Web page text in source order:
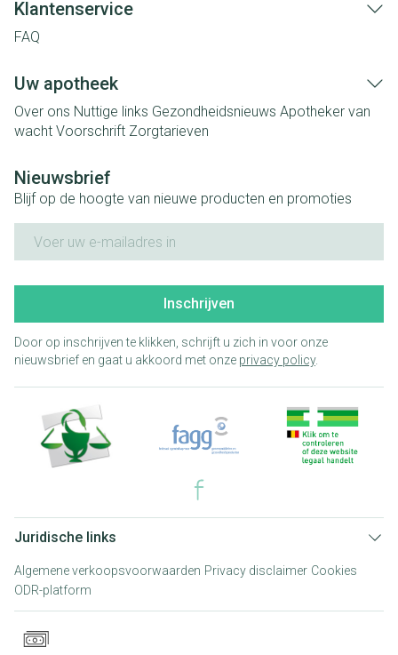
Klantenservice
FAQ
Uw apotheek
Over ons Nuttige links Gezondheidsnieuws Apotheker van
wacht Voorschrift Zorgtarieven
Nieuwsbrief
Blijf op de hoogte van nieuwe producten en promoties
Inschrijven
Door op inschrijven te klikken, schrijft u zich in voor onze
nieuwsbrief en gaat u akkoord met onze privacy policy.
Juridische links
Algemene verkoopsvoorwaarden Privacy disclaimer Cookies
ODR-platform